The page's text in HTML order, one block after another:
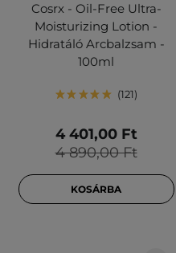
Cosrx - Oil-Free Ultra-
Moisturizing Lotion -
Hidratáló Arcbalzsam -
100ml
121
4 890,00 Ft
4 401,00 Ft
KOSÁRBA